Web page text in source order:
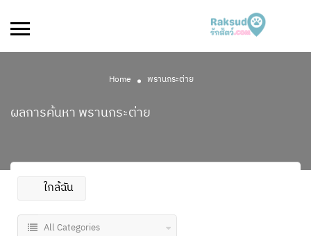
Home พรานกระต่าย
ผลการค้นหา พรานกระต่าย
ใกล้ฉัน
All Categories